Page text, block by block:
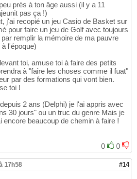
près à ton âge aussi (il y a 11
pas ça !)
j'ai recopié un jeu Casio de Basket sur
pour faire un jeu de Golf avec toujours
remplir la mémoire de ma pauvre
l'époque)
toi, amuse toi à faire des petits
à "faire les choses comme il fuat"
par des formations qui vont bien.
toi !
2 ans (Delphi) je l'ai appris avec
30 jours" ou un truc du genre Mais je
encore beaucoup de chemin à faire !
0
0
17h58 #14